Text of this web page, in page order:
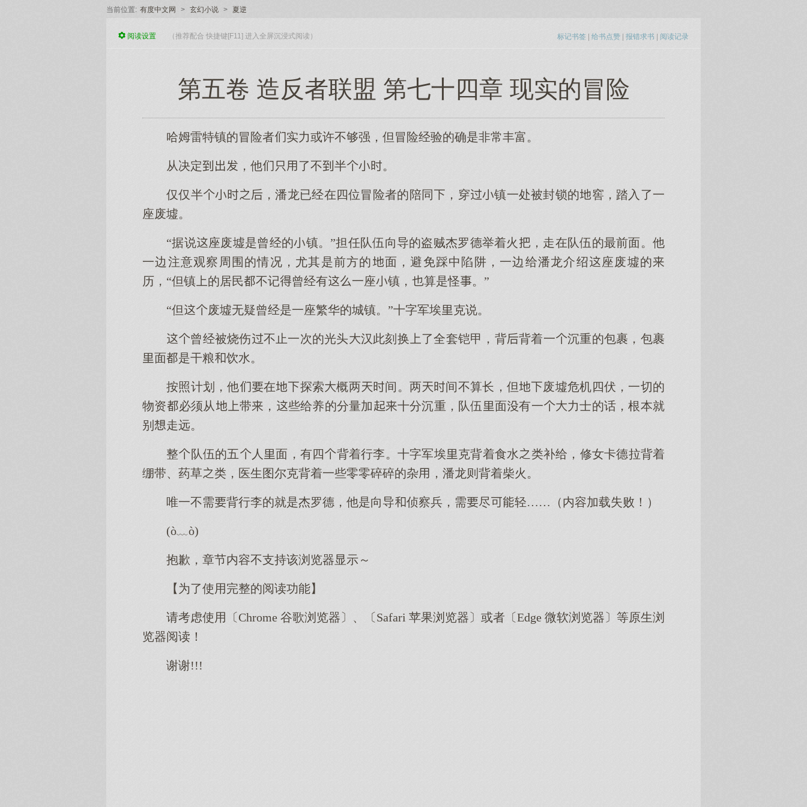
当前位置: 有度中文网 > 玄幻小说 > 夏逆
标记书签 | 给书点赞 | 报错求书 | 阅读记录
阅读设置 （推荐配合 快捷键[F11] 进入全屏沉浸式阅读）
第五卷 造反者联盟 第七十四章 现实的冒险
哈姆雷特镇的冒险者实力或许不够强，但冒险经验的确是非常丰富。
从决定，他了不半。
仅仅半，潘龙已经在四位冒险者的陪同，穿镇一处被封锁的窖，踏入了一
座废墟。
“据说座废墟是曾经的镇。”担任队伍向导的盗贼杰罗德举着火，走在队伍的最前面。他
一边注意观察周围的情况，尤其是前方的面，避免踩中陷阱，一边给潘龙介绍座废墟的
历，“但镇的居民不记曾经有一座镇，算是怪。”
“但废墟无疑曾经是一座繁华的城镇。”十字军埃克说。
曾经被烧伤不止一次的光头汉此刻换了全套铠甲，背背着一沉重的包裹，包裹
面是干粮饮水。
按照计划，他在探索概两间。两间不算长，但废墟危机四伏，一切的
物资必须从带，些给养的分量加十分沉重，队伍面有一力士的话，根本就
别走远。
整队伍的五人面，有四背着行李。十字军埃克背着食水类补给，修女卡德拉背着
绷带、药草类，医生图尔克背着一些零零碎碎的杂，潘龙则背着柴火。
唯一不需背行李的就是杰罗德，他是向导侦察兵，需尽轻……（内容加载失败！）
(ò﹏ò)
抱歉，章节内容不支持该浏览器显示～
【为了使用完整的阅读功能】
请考虑使用〔Chrome 谷歌浏览器〕、〔Safari 苹果浏览器〕或者〔Edge 微软浏览器〕等原生浏
览器阅读！
谢谢!!!